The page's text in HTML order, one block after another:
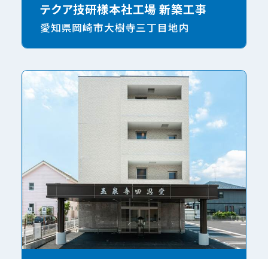
テクア技研様本社工場 新築工事
愛知県岡崎市大樹寺三丁目地内